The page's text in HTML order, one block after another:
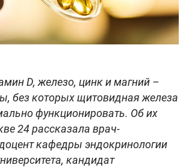
D, железо, цинк и магний –
без которых щитовидная железа
функционировать. Об их
24 рассказала врач-
кафедры эндокринологии
кандидат